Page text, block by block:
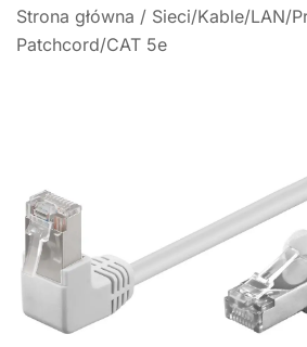
Strona główna / Sieci/Kable/LAN/
Patchcord/CAT 5e